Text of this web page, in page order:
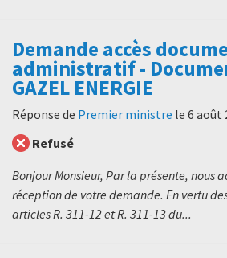
Demande accès
administratif -
GAZEL ENERGIE
Réponse de Premier ministre le 6 août
Refusé
Bonjour Monsieur, Par la présente, nous
réception de votre demande. En vertu
articles R. 311-12 et R. 311-13 du...